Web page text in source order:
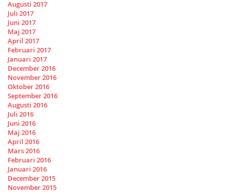
Augusti 2017
Juli 2017
Juni 2017
Maj 2017
April 2017
Februari 2017
Januari 2017
December 2016
November 2016
Oktober 2016
September 2016
Augusti 2016
Juli 2016
Juni 2016
Maj 2016
April 2016
Mars 2016
Februari 2016
Januari 2016
December 2015
November 2015